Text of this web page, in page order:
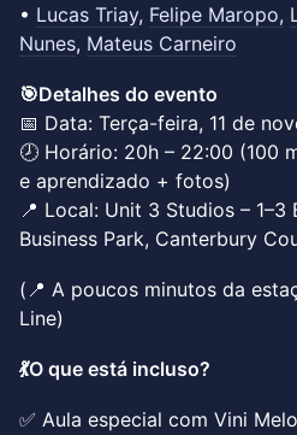
​• Lucas Triay, Felipe Maropo,
Nunes, Mateus Carneiro
🎯Detalhes do evento
📅 Data: Terça-feira, 11 de
🕗 Horário: 20h – 22:00 (100
e aprendizado + fotos)
📍 Local: Unit 3 Studios – 1–3
Business Park, Canterbury
(📍 A poucos minutos da
Line)
💃O que está incluso?
✅ Aula especial com Vini